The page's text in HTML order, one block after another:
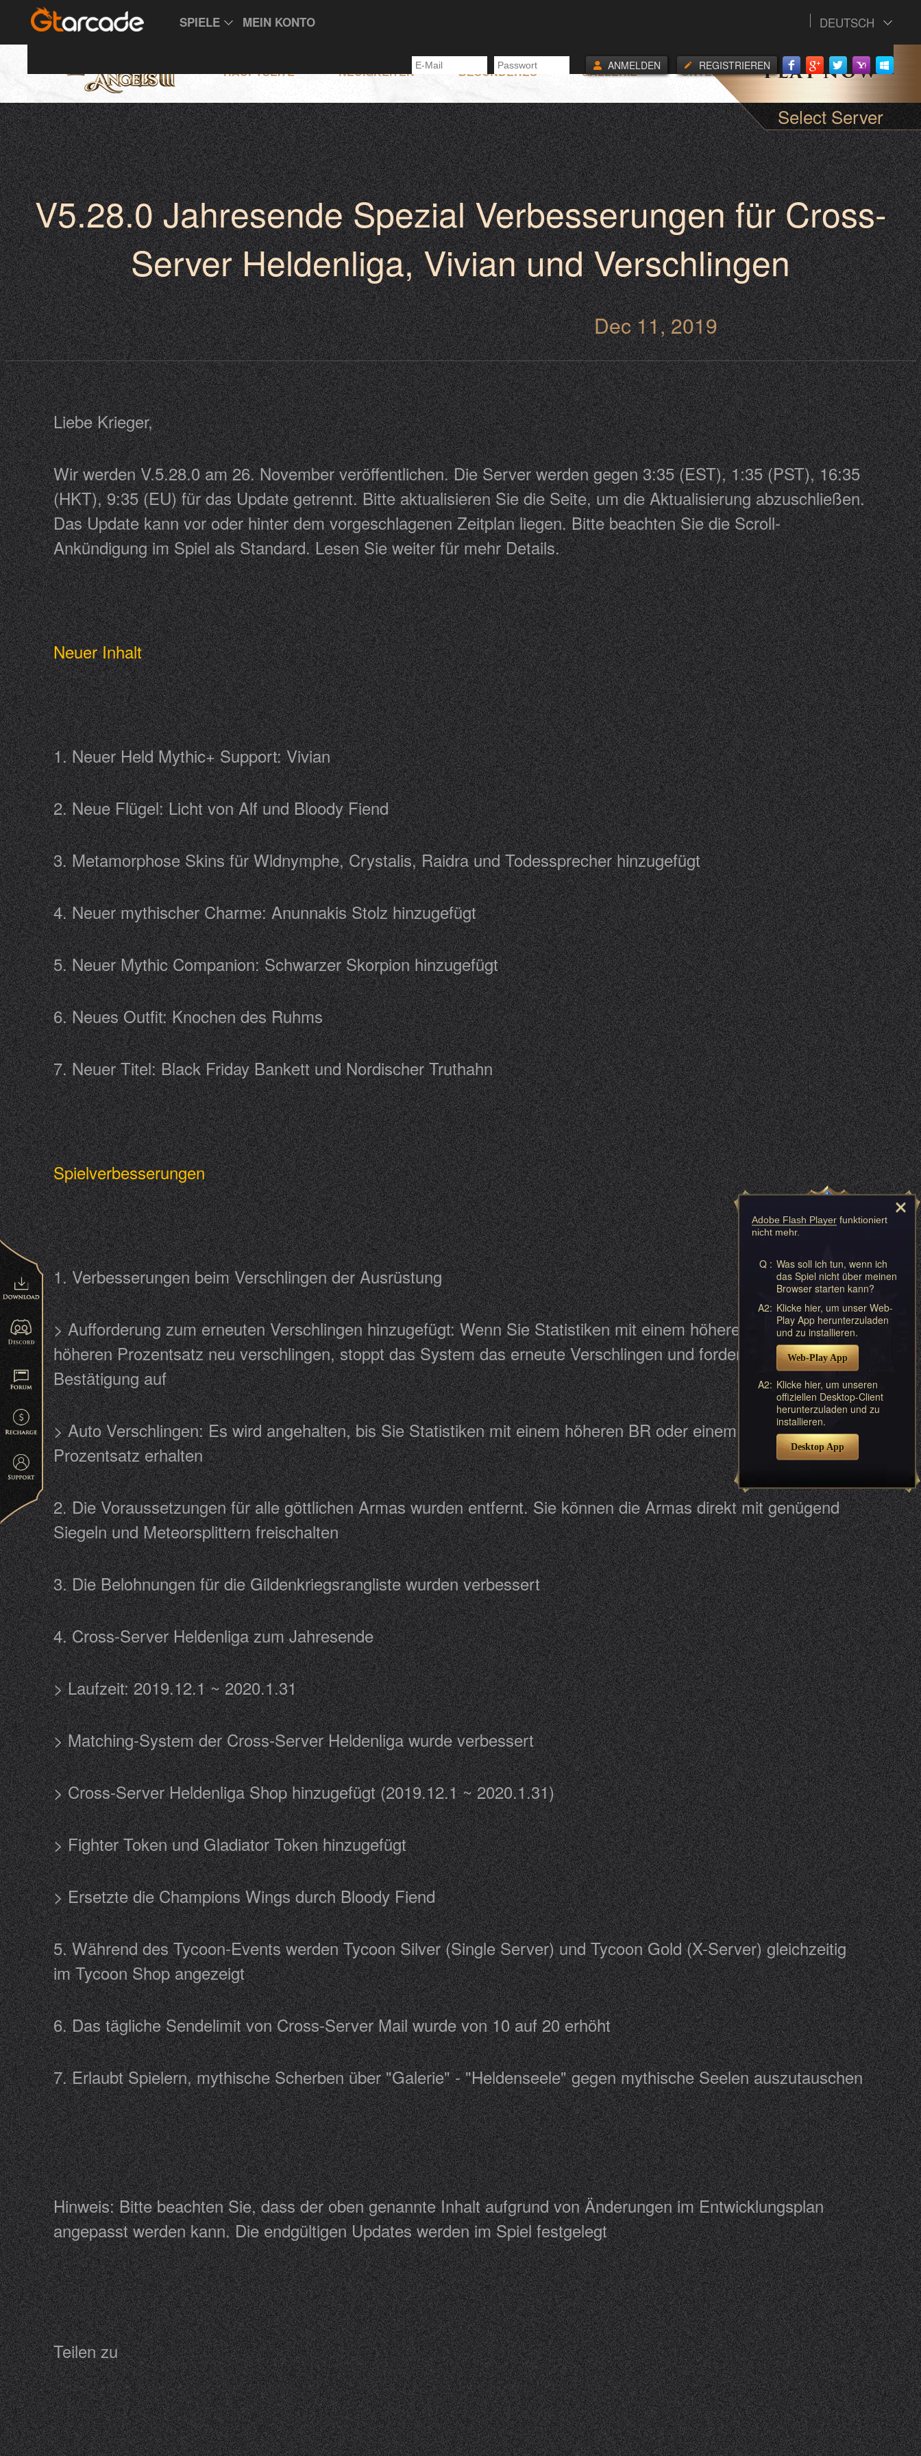
SPIELE MEIN KONTO DEUTSCH
REGISTRIEREN
ANMELDEN
HAUPTSEITE NEUIGKEITEN BESONDERES GALLERIE UNTERSTUETZUNG
Select Server
V5.28.0 Jahresende Spezial Verbesserungen für Cross-
Server Heldenliga, Vivian und Verschlingen
Dec 11, 2019
Liebe Krieger,
Wir werden V.5.28.0 am 26. November veröffentlichen. Die Server werden gegen 3:35 (EST), 1:35 (PST), 16:35
(HKT), 9:35 (EU) für das Update getrennt. Bitte aktualisieren Sie die Seite, um die Aktualisierung abzuschließen.
Das Update kann vor oder hinter dem vorgeschlagenen Zeitplan liegen. Bitte beachten Sie die Scroll-
Ankündigung im Spiel als Standard. Lesen Sie weiter für mehr Details.
Neuer Inhalt
1. Neuer Held Mythic+ Support: Vivian
2. Neue Flügel: Licht von Alf und Bloody Fiend
3. Metamorphose Skins für Wldnymphe, Crystalis, Raidra und Todessprecher hinzugefügt
4. Neuer mythischer Charme: Anunnakis Stolz hinzugefügt
5. Neuer Mythic Companion: Schwarzer Skorpion hinzugefügt
6. Neues Outfit: Knochen des Ruhms
7. Neuer Titel: Black Friday Bankett und Nordischer Truthahn
Spielverbesserungen
1. Verbesserungen beim Verschlingen der Ausrüstung
> Aufforderung zum erneuten Verschlingen hinzugefügt: Wenn Sie Statistiken mit einem höheren BR oder einem
höheren Prozentsatz neu verschlingen, stoppt das System das erneute Verschlingen und fordert Sie zur
Bestätigung auf
> Auto Verschlingen: Es wird angehalten, bis Sie Statistiken mit einem höheren BR oder einem höheren
Prozentsatz erhalten
2. Die Voraussetzungen für alle göttlichen Armas wurden entfernt. Sie können die Armas direkt mit genügend
Siegeln und Meteorsplittern freischalten
3. Die Belohnungen für die Gildenkriegsrangliste wurden verbessert
4. Cross-Server Heldenliga zum Jahresende
> Laufzeit: 2019.12.1 ~ 2020.1.31
> Matching-System der Cross-Server Heldenliga wurde verbessert
> Cross-Server Heldenliga Shop hinzugefügt (2019.12.1 ~ 2020.1.31)
> Fighter Token und Gladiator Token hinzugefügt
> Ersetzte die Champions Wings durch Bloody Fiend
5. Während des Tycoon-Events werden Tycoon Silver (Single Server) und Tycoon Gold (X-Server) gleichzeitig
im Tycoon Shop angezeigt
6. Das tägliche Sendelimit von Cross-Server Mail wurde von 10 auf 20 erhöht
7. Erlaubt Spielern, mythische Scherben über "Galerie" - "Heldenseele" gegen mythische Seelen auszutauschen
Hinweis: Bitte beachten Sie, dass der oben genannte Inhalt aufgrund von Änderungen im Entwicklungsplan
angepasst werden kann. Die endgültigen Updates werden im Spiel festgelegt
Teilen zu
Adobe Flash Player funktioniert
nicht mehr.
Q : Was soll ich tun, wenn ich
das Spiel nicht über meinen
Browser starten kann?
A2: Klicke hier, um unser Web-
Play App herunterzuladen
und zu installieren.
Web-Play App
A2: Klicke hier, um unseren
offiziellen Desktop-Client
herunterzuladen und zu
installieren.
Desktop App